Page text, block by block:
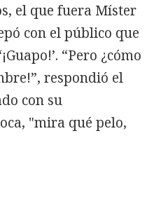
el que fuera Míster
con el público que
“Pero ¿cómo
respondió el
con su
"mira qué pelo,